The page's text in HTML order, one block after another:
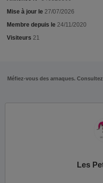
Mise à jour le 27/07/2026
Membre depuis le 24/11/2020
Visiteurs 21
Méfiez-vous des arnaques.
Les